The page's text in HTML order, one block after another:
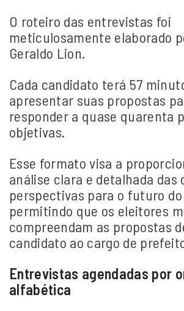
O roteiro das entrevistas foi
meticulosamente elaborado
Geraldo Lion.
Cada candidato terá 57
apresentar suas propostas
responder a quase quarenta
objetivas.
Esse formato visa a
análise clara e detalhada das
perspectivas para o futuro
permitindo que os eleitores
compreendam as propostas
candidato ao cargo de
Entrevistas agendadas por
alfabética